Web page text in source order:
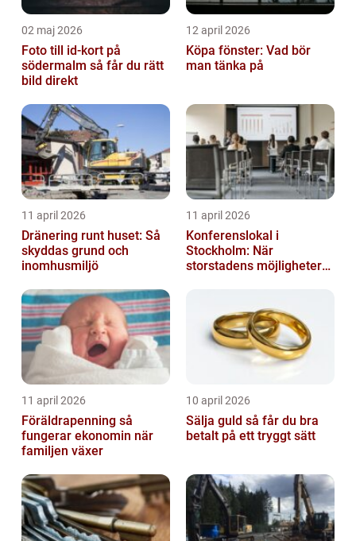
02 maj 2026
Foto till id-kort på
södermalm så får du rätt
bild direkt
12 april 2026
Köpa fönster: Vad bör
man tänka på
11 april 2026
Dränering runt huset: Så
skyddas grund och
inomhusmiljö
11 april 2026
Konferenslokal i
Stockholm: När
storstadens möjligheter
11 april 2026
Föräldrapenning så
fungerar ekonomin när
familjen växer
10 april 2026
Sälja guld så får du bra
betalt på ett tryggt sätt